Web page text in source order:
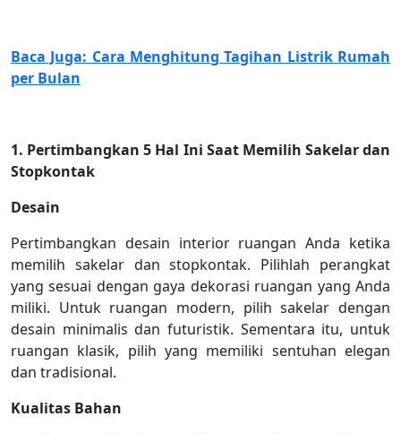
Baca Juga: Cara Menghitung Tagihan Listrik Rumah
per Bulan
1. Pertimbangkan 5 Hal Ini Saat Memilih Sakelar dan
Stopkontak
Desain
Pertimbangkan desain interior ruangan Anda ketika
memilih sakelar dan stopkontak. Pilihlah perangkat
yang sesuai dengan gaya dekorasi ruangan yang Anda
miliki. Untuk ruangan modern, pilih sakelar dengan
desain minimalis dan futuristik. Sementara itu, untuk
ruangan klasik, pilih yang memiliki sentuhan elegan
dan tradisional.
Kualitas Bahan